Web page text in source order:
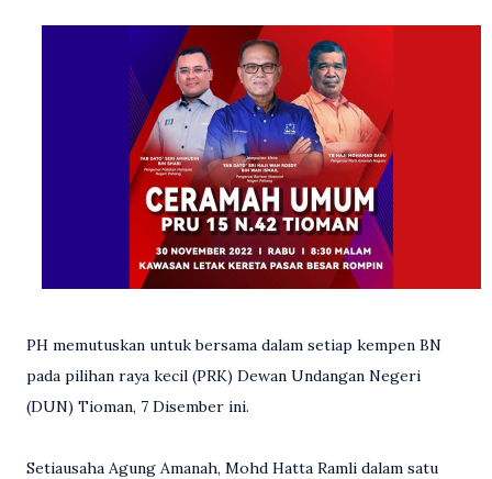
PH memutuskan untuk bersama dalam setiap kempen BN
pada pilihan raya kecil (PRK) Dewan Undangan Negeri
(DUN) Tioman, 7 Disember ini.
Setiausaha Agung Amanah, Mohd Hatta Ramli dalam satu